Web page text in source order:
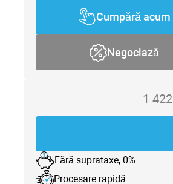
Cumpără acum
Negociază
1 422
Fără suprataxe, 0%
Procesare rapidă